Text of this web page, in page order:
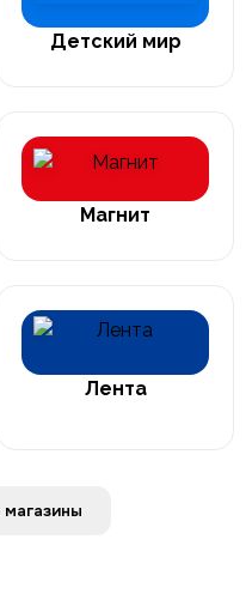
Детский мир
Магнит
Лента
Показать все магазины